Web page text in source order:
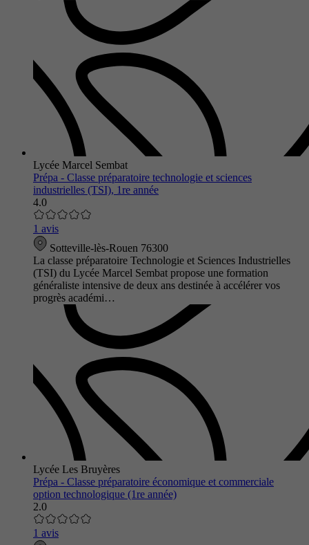
Lycée Marcel Sembat
Prépa - Classe préparatoire technologie et sciences
industrielles (TSI), 1re année
4.0
1 avis
Sotteville-lès-Rouen 76300
La classe préparatoire Technologie et Sciences Industrielles
(TSI) du Lycée Marcel Sembat propose une formation
généraliste intensive de deux ans destinée à accélérer vos
progrès académi…
Lycée Les Bruyères
Prépa - Classe préparatoire économique et commerciale
option technologique (1re année)
2.0
1 avis